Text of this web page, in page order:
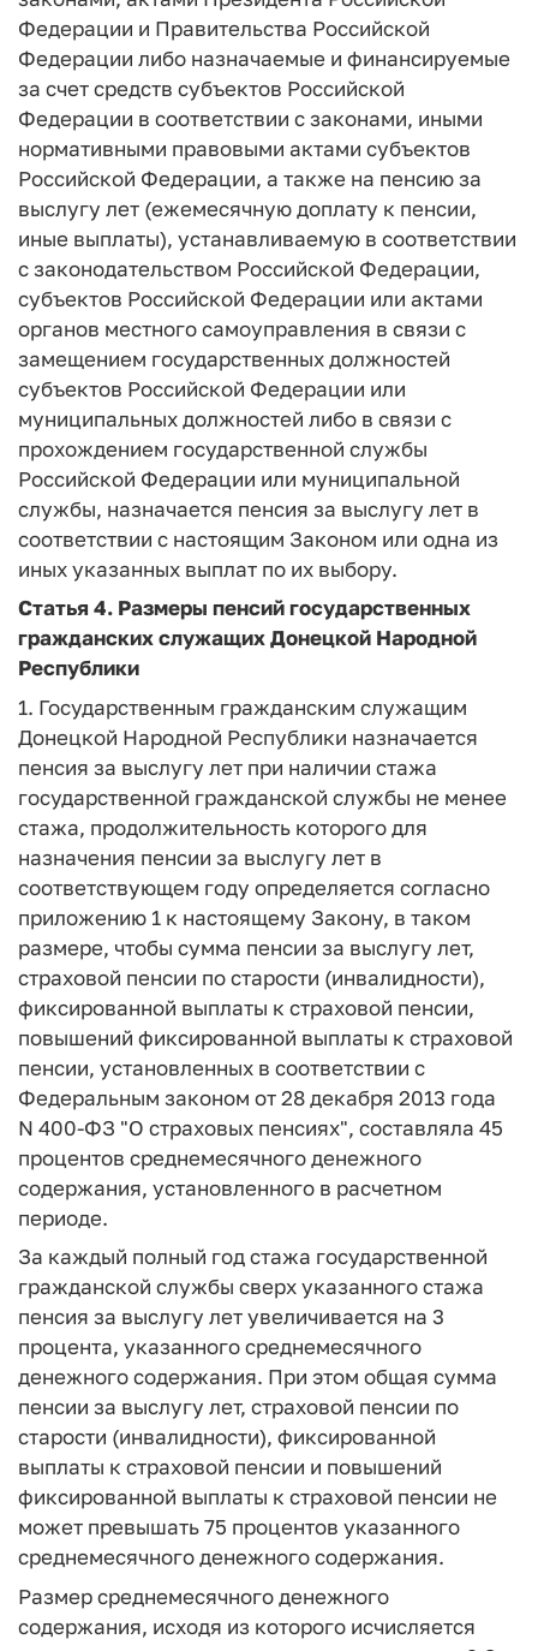
Федерации и Правительства Российской
Федерации либо назначаемые и финансируемые
за счет средств субъектов Российской
Федерации в соответствии с законами, иными
нормативными правовыми актами субъектов
Российской Федерации, а также на пенсию за
выслугу лет (ежемесячную доплату к пенсии,
иные выплаты), устанавливаемую в соответствии
с законодательством Российской Федерации,
субъектов Российской Федерации или актами
органов местного самоуправления в связи с
замещением государственных должностей
субъектов Российской Федерации или
муниципальных должностей либо в связи с
прохождением государственной службы
Российской Федерации или муниципальной
службы, назначается пенсия за выслугу лет в
соответствии с настоящим Законом или одна из
иных указанных выплат по их выбору.
Статья 4. Размеры пенсий государственных
гражданских служащих Донецкой Народной
Республики
1. Государственным гражданским служащим
Донецкой Народной Республики назначается
пенсия за выслугу лет при наличии стажа
государственной гражданской службы не менее
стажа, продолжительность которого для
назначения пенсии за выслугу лет в
соответствующем году определяется согласно
приложению 1 к настоящему Закону, в таком
размере, чтобы сумма пенсии за выслугу лет,
страховой пенсии по старости (инвалидности),
фиксированной выплаты к страховой пенсии,
повышений фиксированной выплаты к страховой
пенсии, установленных в соответствии с
Федеральным законом от 28 декабря 2013 года
N 400-ФЗ "О страховых пенсиях", составляла 45
процентов среднемесячного денежного
содержания, установленного в расчетном
периоде.
За каждый полный год стажа государственной
гражданской службы сверх указанного стажа
пенсия за выслугу лет увеличивается на 3
процента, указанного среднемесячного
денежного содержания. При этом общая сумма
пенсии за выслугу лет, страховой пенсии по
старости (инвалидности), фиксированной
выплаты к страховой пенсии и повышений
фиксированной выплаты к страховой пенсии не
может превышать 75 процентов указанного
среднемесячного денежного содержания.
Размер среднемесячного денежного
содержания, исходя из которого исчисляется